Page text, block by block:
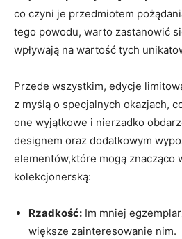
co czyni je przedmiotem
tego powodu, warto zastanowić
wpływają na wartość tych
Przede wszystkim, edycje
z myślą o specjalnych okazjach,
one wyjątkowe i nierzadko
designem oraz dodatkowym
elementów,które mogą znacząco
kolekcjonerską:
Rzadkość: Im mniej
większe zainteresowanie nim.